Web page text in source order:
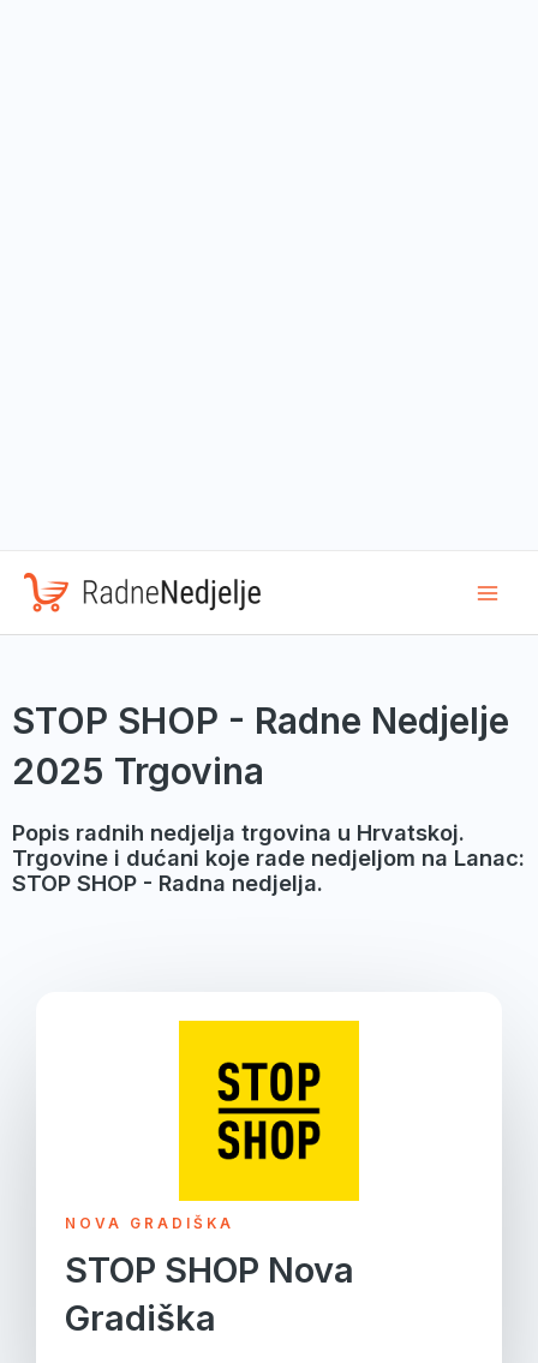
STOP SHOP - Radne Nedjelje
2025 Trgovina
Popis radnih nedjelja trgovina u Hrvatskoj.
Trgovine i dućani koje rade nedjeljom na Lanac:
STOP SHOP - Radna nedjelja.
NOVA GRADIŠKA
STOP SHOP Nova
Gradiška